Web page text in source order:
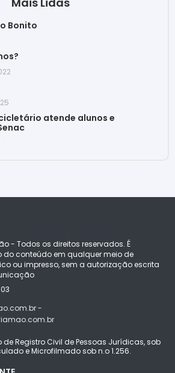
Bonito
atende alunos e
- Todos os direitos reservados. É
conteúdo em qualquer meio de
ou impresso, sem a autorização escrita
-
Registro Civil de Pessoas Jurídicas, sob
e Microfilmado sob n.o 1.256.